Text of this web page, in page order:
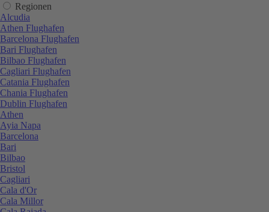
Regionen
Alcudia
Athen Flughafen
Barcelona Flughafen
Bari Flughafen
Bilbao Flughafen
Cagliari Flughafen
Catania Flughafen
Chania Flughafen
Dublin Flughafen
Athen
Ayia Napa
Barcelona
Bari
Bilbao
Bristol
Cagliari
Cala d'Or
Cala Millor